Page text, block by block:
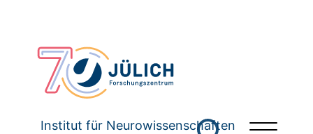
Institut für Neurowissenschaften